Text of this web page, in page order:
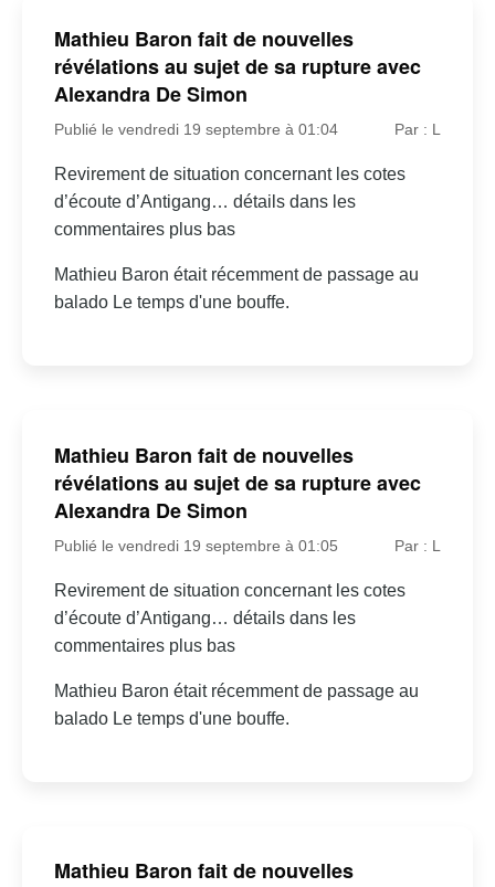
Mathieu Baron fait de nouvelles
révélations au sujet de sa rupture avec
Alexandra De Simon
Publié le vendredi 19 septembre à 01:04 Par : L
Revirement de situation concernant les cotes
d’écoute d’Antigang… détails dans les
commentaires plus bas
Mathieu Baron était récemment de passage au
balado Le temps d'une bouffe.
Mathieu Baron fait de nouvelles
révélations au sujet de sa rupture avec
Alexandra De Simon
Publié le vendredi 19 septembre à 01:05 Par : L
Revirement de situation concernant les cotes
d’écoute d’Antigang… détails dans les
commentaires plus bas
Mathieu Baron était récemment de passage au
balado Le temps d'une bouffe.
Mathieu Baron fait de nouvelles